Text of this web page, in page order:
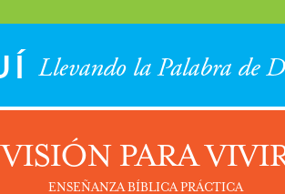
VISIÓN PARA
ENSEÑANZA BÍBLICA PRÁCTICA